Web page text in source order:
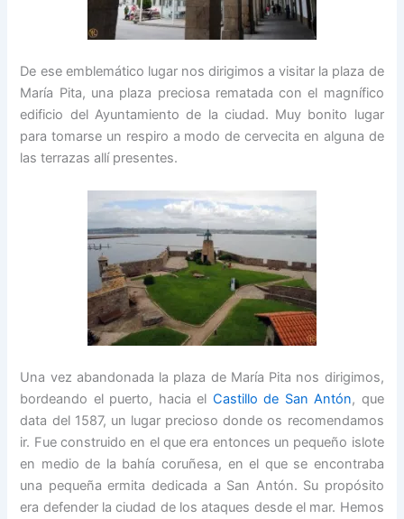
De ese emblemático lugar nos dirigimos a visitar la plaza de
María Pita, una plaza preciosa rematada con el magnífico
edificio del Ayuntamiento de la ciudad. Muy bonito lugar
para tomarse un respiro a modo de cervecita en alguna de
las terrazas allí presentes.
Una vez abandonada la plaza de María Pita nos dirigimos,
bordeando el puerto, hacia el Castillo de San Antón, que
data del 1587, un lugar precioso donde os recomendamos
ir. Fue construido en el que era entonces un pequeño islote
en medio de la bahía coruñesa, en el que se encontraba
una pequeña ermita dedicada a San Antón. Su propósito
era defender la ciudad de los ataques desde el mar. Hemos